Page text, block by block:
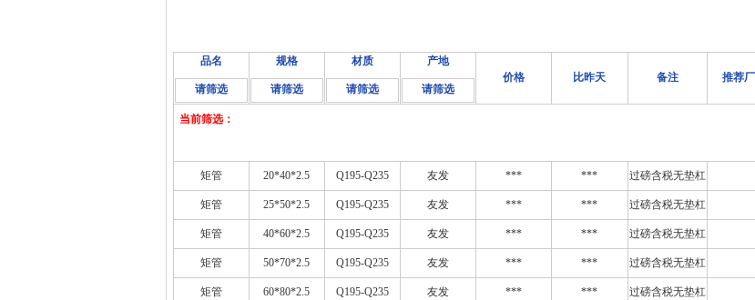
品名
请筛选
规格
请筛选
材质
请筛选
产地
请筛选
价格 比昨天 备注 推荐
当前筛选：
矩管 20*40*2.5 Q195-Q235 友发 *** *** 过磅含税无垫杠
矩管 25*50*2.5 Q195-Q235 友发 *** *** 过磅含税无垫杠
矩管 40*60*2.5 Q195-Q235 友发 *** *** 过磅含税无垫杠
矩管 50*70*2.5 Q195-Q235 友发 *** *** 过磅含税无垫杠
矩管 60*80*2.5 Q195-Q235 友发 *** *** 过磅含税无垫杠